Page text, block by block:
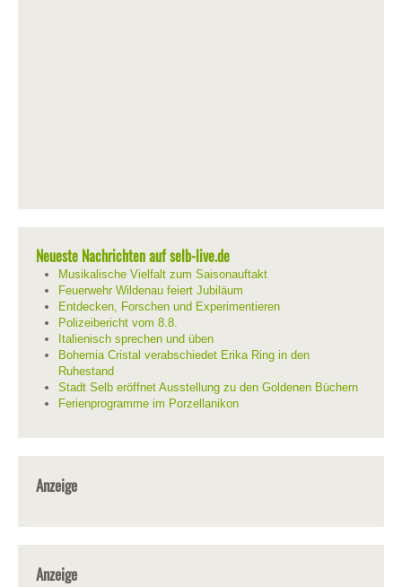
Neueste Nachrichten auf selb-live.de
Musikalische Vielfalt zum Saisonauftakt
Feuerwehr Wildenau feiert Jubiläum
Entdecken, Forschen und Experimentieren
Polizeibericht vom 8.8.
Italienisch sprechen und üben
Bohemia Cristal verabschiedet Erika Ring in den
Ruhestand
Stadt Selb eröffnet Ausstellung zu den Goldenen Büchern
Ferienprogramme im Porzellanikon
Anzeige
Anzeige